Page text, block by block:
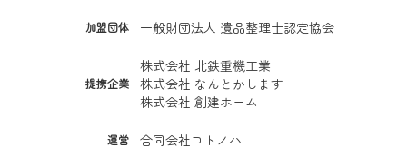
加盟団体 一般財団法人 遺品整理士認定協会
提携企業
株式会社 北鉄重機工業
株式会社 なんとかします
株式会社 創建ホーム
運営 合同会社コトノハ